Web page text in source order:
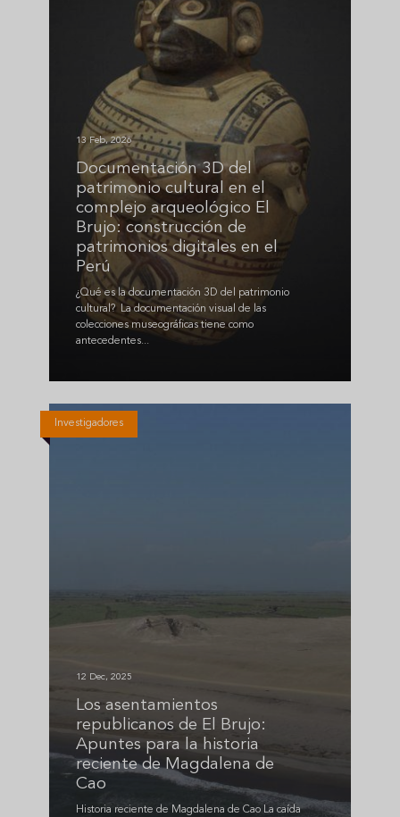
13 Feb, 2026
Documentación 3D del
patrimonio cultural en el
complejo arqueológico El
Brujo: construcción de
patrimonios digitales en el
Perú
¿Qué es la documentación 3D del patrimonio
cultural? La documentación visual de las
colecciones museográficas tiene como
antecedentes...
Investigadores
12 Dec, 2025
Los asentamientos
republicanos de El Brujo:
Apuntes para la historia
reciente de Magdalena de
Cao
Historia reciente de Magdalena de Cao La caída